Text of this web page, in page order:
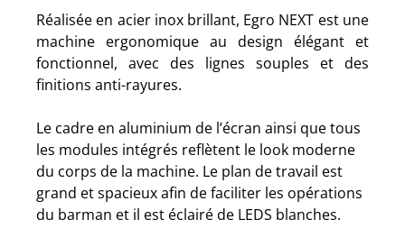
Réalisée en acier inox brillant, Egro NEXT est une
machine ergonomique au design élégant et
fonctionnel, avec des lignes souples et des
finitions anti-rayures.
Le cadre en aluminium de l’écran ainsi que tous
les modules intégrés reflètent le look moderne
du corps de la machine. Le plan de travail est
grand et spacieux afin de faciliter les opérations
du barman et il est éclairé de LEDS blanches.